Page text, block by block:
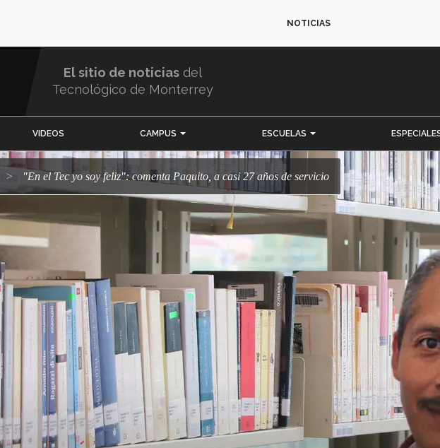
NOTICIAS
El sitio de noticias del
Tecnológico de Monterrey
VIDEOS CAMPUS ESCUELAS
"En el Tec yo soy feliz": comenta Paquito, a casi 27 años de servicio